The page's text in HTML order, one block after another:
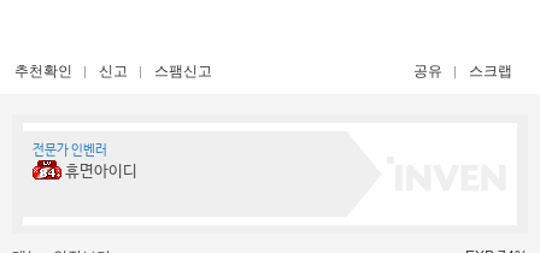
추천확인 신고 스팸신고 공유 스크랩
전문가 인벤러
휴면아이디